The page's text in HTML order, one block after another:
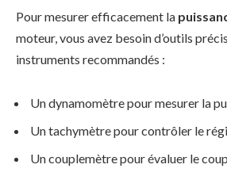
Pour mesurer efficacement la
moteur, vous avez besoin d’outils
instruments recommandés :
Un dynamomètre pour mesurer la
Un tachymètre pour contrôler le
Un couplemètre pour évaluer le